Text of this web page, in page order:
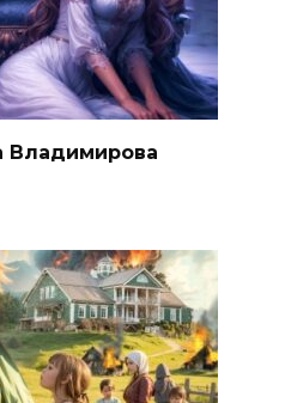
Владимирова